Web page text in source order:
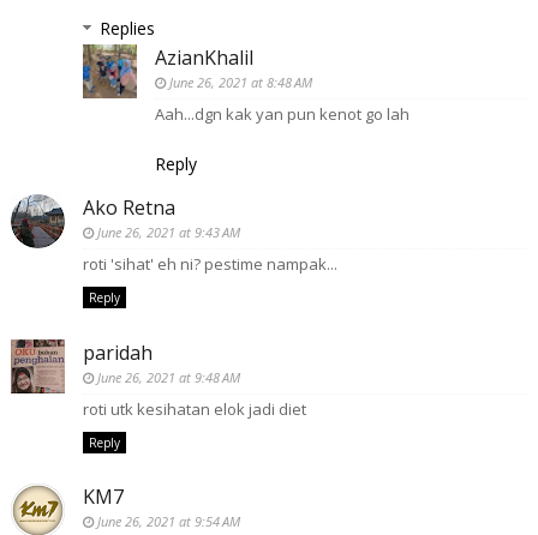
Replies
AzianKhalil
June 26, 2021 at 8:48 AM
Aah...dgn kak yan pun kenot go lah
Reply
Ako Retna
June 26, 2021 at 9:43 AM
roti 'sihat' eh ni? pestime nampak...
Reply
paridah
June 26, 2021 at 9:48 AM
roti utk kesihatan elok jadi diet
Reply
KM7
June 26, 2021 at 9:54 AM